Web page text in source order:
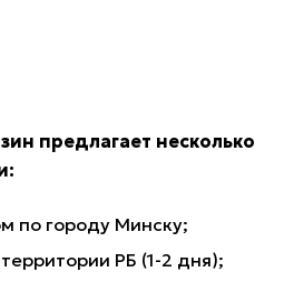
предлагает несколько
по городу Минску;
РБ (1-2 дня);